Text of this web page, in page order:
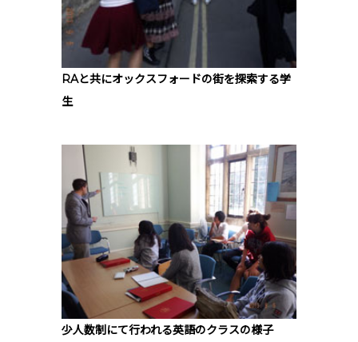
RAと共にオックスフォードの街を探索する学
生
少人数制にて行われる英語のクラスの様子